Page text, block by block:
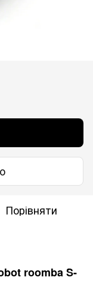
Порівняти
roomba S-